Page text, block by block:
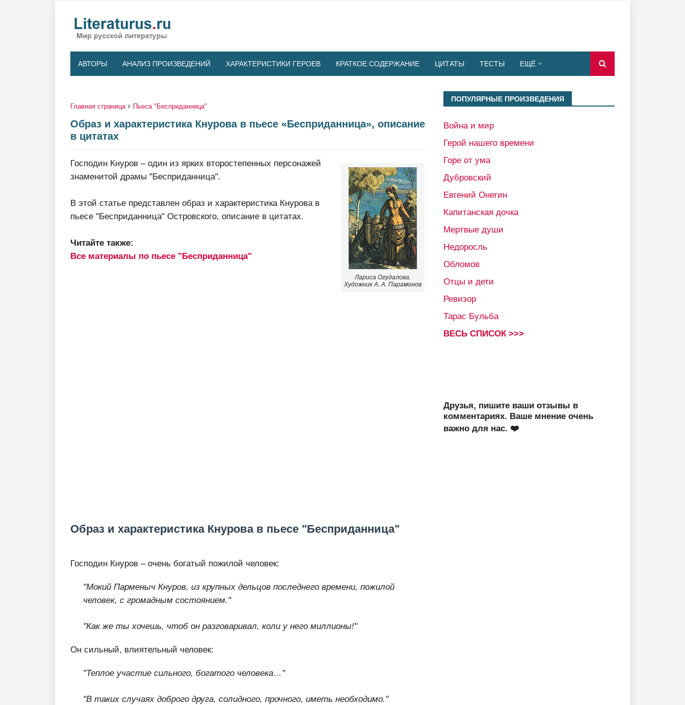
АВТОРЫ АНАЛИЗ ПРОИЗВЕДЕНИЙ ХАРАКТЕРИСТИКИ ГЕРОЕВ КРАТКОЕ СОДЕРЖАНИЕ ЦИТАТЫ ТЕСТЫ ЕЩЁ
Главная страница Пьеса "Бесприданница"
Образ и характеристика Кнурова в пьесе «Бесприданница», описание
в цитатах
Лариса Огудалова.
Художник А. А. Парамонов
Господин Кнуров – один из ярких второстепенных персонажей
знаменитой драмы "Бесприданница".
В этой статье представлен образ и характеристика Кнурова в
пьесе "Бесприданница" Островского, описание в цитатах.
Читайте также:
Все материалы по пьесе "Бесприданница"
Образ и характеристика Кнурова в пьесе "Бесприданница"
Господин Кнуров – очень богатый пожилой человек:
"Мокий Парменыч Кнуров, из крупных дельцов последнего времени, пожилой
человек, с громадным состоянием."
"Как же ты хочешь, чтоб он разговаривал, коли у него миллионы!"
Он сильный, влиятельный человек:
"Теплое участие сильного, богатого человека…"
"В таких случаях доброго друга, солидного, прочного, иметь необходимо."
ПОПУЛЯРНЫЕ ПРОИЗВЕДЕНИЯ
Война и мир
Герой нашего времени
Горе от ума
Дубровский
Евгений Онегин
Капитанская дочка
Мертвые души
Недоросль
Обломов
Отцы и дети
Ревизор
Тарас Бульба
ВЕСЬ СПИСОК >>>
Друзья, пишите ваши отзывы в
комментариях. Ваше мнение очень
важно для нас. ❤️